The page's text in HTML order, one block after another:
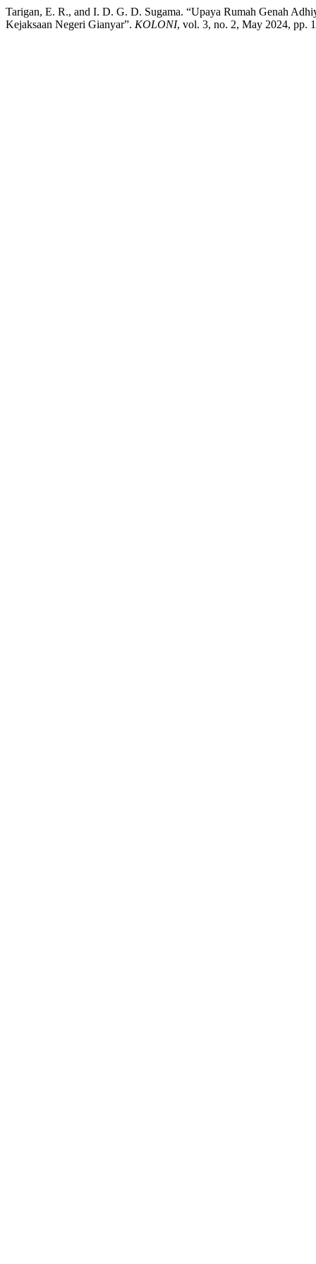
Tarigan, E. R., and I. D. G. D. Sugama. “Upaya Rumah Genah
Kejaksaan Negeri Gianyar”. KOLONI, vol. 3, no. 2, May 2024, pp.